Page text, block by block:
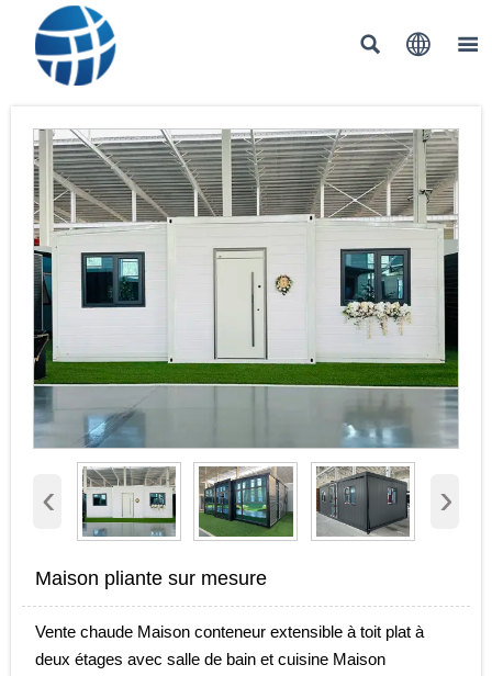
  
‹ ›
Maison pliante sur mesure
Vente chaude Maison conteneur extensible à toit plat à
deux étages avec salle de bain et cuisine Maison